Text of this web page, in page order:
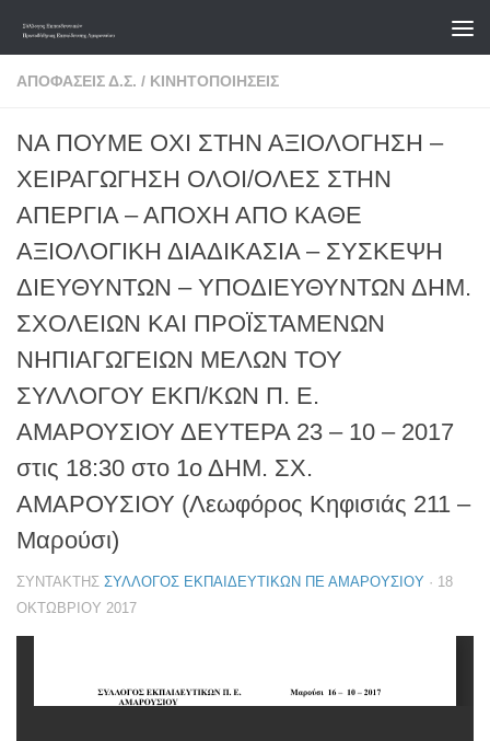
Skip to content
ΑΠΟΦΆΣΕΙΣ Δ.Σ. / ΚΙΝΗΤΟΠΟΙΉΣΕΙΣ
ΝΑ ΠΟΥΜΕ ΟΧΙ ΣΤΗΝ ΑΞΙΟΛΟΓΗΣΗ –
ΧΕΙΡΑΓΩΓΗΣΗ ΟΛΟΙ/ΟΛΕΣ ΣΤΗΝ
ΑΠΕΡΓΙΑ – ΑΠΟΧΗ ΑΠΟ ΚΑΘΕ
ΑΞΙΟΛΟΓΙΚΗ ΔΙΑΔΙΚΑΣΙΑ – ΣΥΣΚΕΨΗ
ΔΙΕΥΘΥΝΤΩΝ – ΥΠΟΔΙΕΥΘΥΝΤΩΝ ΔΗΜ.
ΣΧΟΛΕΙΩΝ ΚΑΙ ΠΡΟΪΣΤΑΜΕΝΩΝ
ΝΗΠΙΑΓΩΓΕΙΩΝ ΜΕΛΩΝ ΤΟΥ
ΣΥΛΛΟΓΟΥ ΕΚΠ/ΚΩΝ Π. Ε.
ΑΜΑΡΟΥΣΙΟΥ ΔΕΥΤΕΡΑ 23 – 10 – 2017
στις 18:30 στο 1ο ΔΗΜ. ΣΧ.
ΑΜΑΡΟΥΣΙΟΥ (Λεωφόρος Κηφισιάς 211 –
Μαρούσι)
ΣΥΝΤΆΚΤΗΣ ΣΎΛΛΟΓΟΣ ΕΚΠΑΙΔΕΥΤΙΚΏΝ ΠΕ ΑΜΑΡΟΥΣΊΟΥ · 18
ΟΚΤΩΒΡΊΟΥ 2017